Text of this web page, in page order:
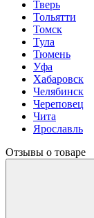
Тверь
Тольятти
Томск
Тула
Тюмень
Уфа
Хабаровск
Челябинск
Череповец
Чита
Ярославль
Отзывы о товаре